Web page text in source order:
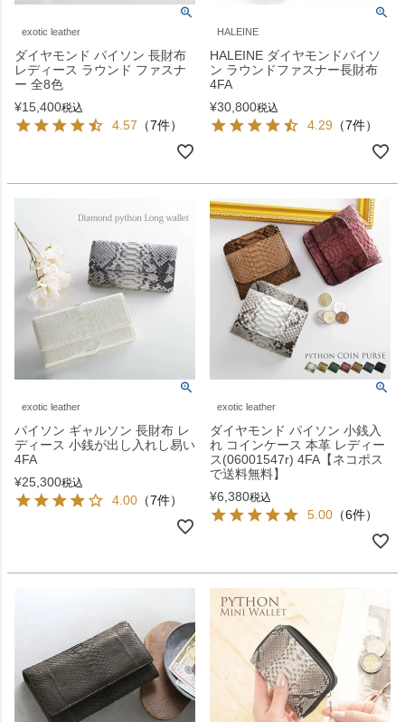
exotic leather
ダイヤモンド パイソン 長財布
レディース ラウンド ファスナ
ー 全8色
¥15,400税込
4.57 （7件）
HALEINE
HALEINE ダイヤモンドパイソ
ン ラウンドファスナー長財布
4FA
¥30,800税込
4.29 （7件）
exotic leather
パイソン ギャルソン 長財布 レ
ディース 小銭が出し入れし易い
4FA
¥25,300税込
4.00 （7件）
exotic leather
ダイヤモンド パイソン 小銭入
れ コインケース 本革 レディー
ス(06001547r) 4FA【ネコポス
で送料無料】
¥6,380税込
5.00 （6件）